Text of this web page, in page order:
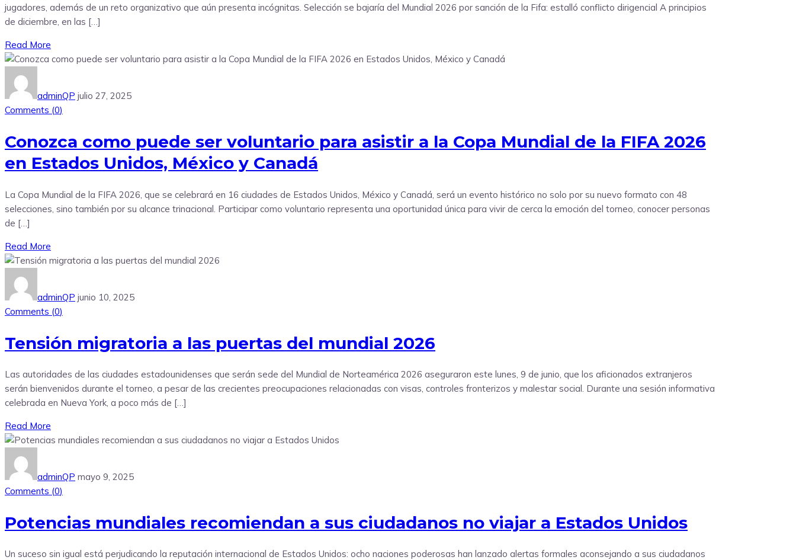
jugadores, además de un reto organizativo que aún presenta incógnitas. Selección se bajaría del Mundial 2026 por sanción de la Fifa: estalló conflicto dirigencial A principios
de diciembre, en las […]
Read More
adminQP julio 27, 2025
Comments (0)
Conozca como puede ser voluntario para asistir a la Copa Mundial de la FIFA 2026
en Estados Unidos, México y Canadá
La Copa Mundial de la FIFA 2026, que se celebrará en 16 ciudades de Estados Unidos, México y Canadá, será un evento histórico no solo por su nuevo formato con 48
selecciones, sino también por su alcance trinacional. Participar como voluntario representa una oportunidad única para vivir de cerca la emoción del torneo, conocer personas
de […]
Read More
adminQP junio 10, 2025
Comments (0)
Tensión migratoria a las puertas del mundial 2026
Las autoridades de las ciudades estadounidenses que serán sede del Mundial de Norteamérica 2026 aseguraron este lunes, 9 de junio, que los aficionados extranjeros
serán bienvenidos durante el torneo, a pesar de las crecientes preocupaciones relacionadas con visas, controles fronterizos y malestar social. Durante una sesión informativa
celebrada en Nueva York, a poco más de […]
Read More
adminQP mayo 9, 2025
Comments (0)
Potencias mundiales recomiendan a sus ciudadanos no viajar a Estados Unidos
Un suceso sin igual está perjudicando la reputación internacional de Estados Unidos: ocho naciones poderosas han lanzado alertas formales aconsejando a sus ciudadanos